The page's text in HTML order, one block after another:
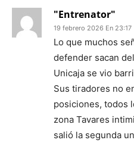
"Entrenator"
19 febrero 2026 En 23:17
Lo que muchos
defender sacan
Unicaja se vio
Sus tiradores no
posiciones, todos
zona Tavares
salió la segunda